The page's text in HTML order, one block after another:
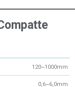
120~1000mm
0,6~6,0mm